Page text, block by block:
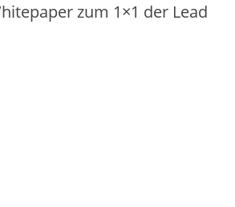
zum 1×1 der Lead